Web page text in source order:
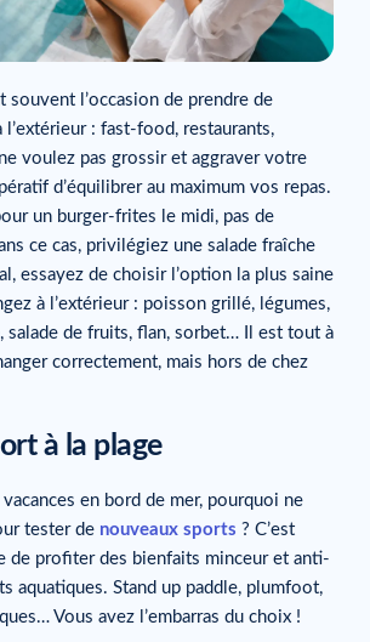
souvent l’occasion de prendre de
l’extérieur : fast-food, restaurants,
voulez pas grossir et aggraver votre
d’équilibrer au maximum vos repas.
un burger-frites le midi, pas de
ce cas, privilégiez une salade fraîche
essayez de choisir l’option la plus saine
à l’extérieur : poisson grillé, légumes,
salade de fruits, flan, sorbet… Il est tout à
correctement, mais hors de chez
à la plage
en bord de mer, pourquoi ne
tester de nouveaux sports ? C’est
de profiter des bienfaits minceur et anti-
aquatiques. Stand up paddle, plumfoot,
Vous avez l’embarras du choix !